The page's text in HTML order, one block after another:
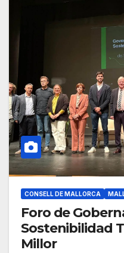
CONSELL DE MALLORCA
Foro de
Sostenibilidad
Millor